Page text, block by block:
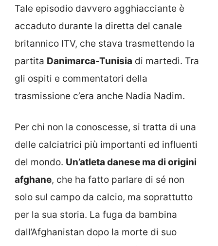
Tale episodio davvero agghiacciante è
accaduto durante la diretta del canale
britannico ITV, che stava trasmettendo la
partita Danimarca-Tunisia di martedì. Tra
gli ospiti e commentatori della
trasmissione c’era anche Nadia Nadim.
Per chi non la conoscesse, si tratta di una
delle calciatrici più importanti ed influenti
del mondo. Un’atleta danese ma di origini
afghane, che ha fatto parlare di sé non
solo sul campo da calcio, ma soprattutto
per la sua storia. La fuga da bambina
dall’Afghanistan dopo la morte di suo